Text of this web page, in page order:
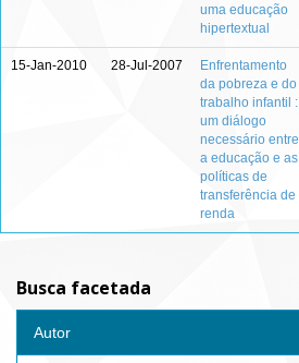
uma educação
hipertextual
15-Jan-2010 28-Jul-2007
Enfrentamento
da pobreza e do
trabalho infantil :
um diálogo
necessário entre
a educação e as
políticas de
transferência de
renda
Busca facetada
Autor